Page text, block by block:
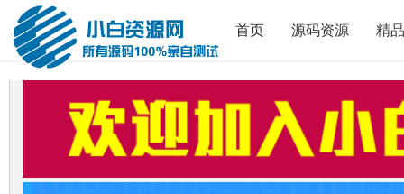
首页 源码资源 精